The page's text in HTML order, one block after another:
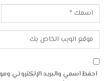
احفظ اسمي والبريد الإلكتروني